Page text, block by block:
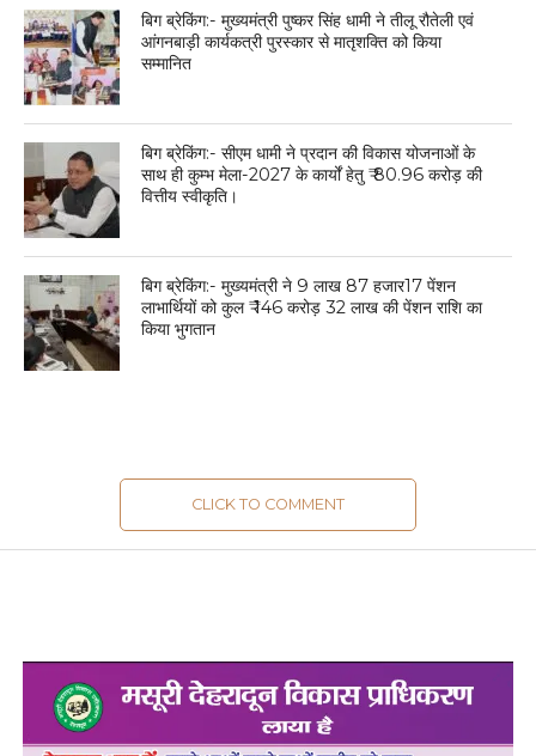
बिग ब्रेकिंग:- मुख्यमंत्री पुष्कर सिंह धामी ने तीलू रौतेली एवं
आंगनबाड़ी कार्यकत्री पुरस्कार से मातृशक्ति को किया
सम्मानित
बिग ब्रेकिंग:- सीएम धामी ने प्रदान की विकास योजनाओं के
साथ ही कुम्भ मेला-2027 के कार्यों हेतु ₹ 80.96 करोड़ की
वित्तीय स्वीकृति।
बिग ब्रेकिंग:- मुख्यमंत्री ने 9 लाख 87 हजार17 पेंशन
लाभार्थियों को कुल ₹ 146 करोड़ 32 लाख की पेंशन राशि का
किया भुगतान
CLICK TO COMMENT